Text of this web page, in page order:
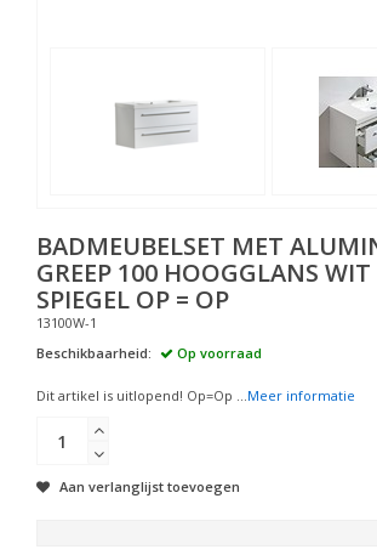
BADMEUBELSET MET
GREEP 100 HOOGGLANS
SPIEGEL OP = OP
13100W-1
Beschikbaarheid:
Op voorraad
Dit artikel is uitlopend! Op=Op ...Meer informatie
Aan verlanglijst toevoegen